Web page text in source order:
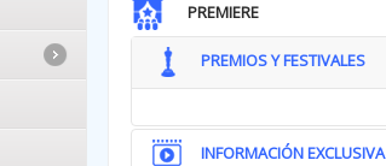
PREMIERE
PREMIOS Y FESTIVALES
INFORMACIÓN EXCLUSIVA